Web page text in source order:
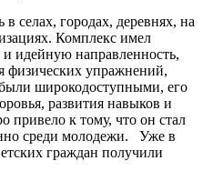
селах, городах, деревнях, на
Комплекс имел
идейную направленность,
физических упражнений,
широкодоступными, его
развития навыков и
привело к тому, что он стал
среди молодежи. Уже в
граждан получили